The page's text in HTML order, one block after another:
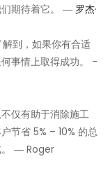
们期待着它。 ― 罗杰·
到，如果你有合适
事情上取得成功。 -
仅有助于消除施工
节省 5% – 10% 的总
。 ― Roger